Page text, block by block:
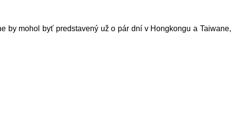
by mohol byť predstavený už o pár dní v Hongkongu a Taiwane,